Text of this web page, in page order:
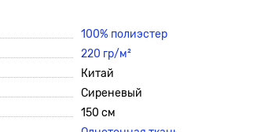
100% полиэстер
220 гр/м²
Китай
Сиреневый
150 см